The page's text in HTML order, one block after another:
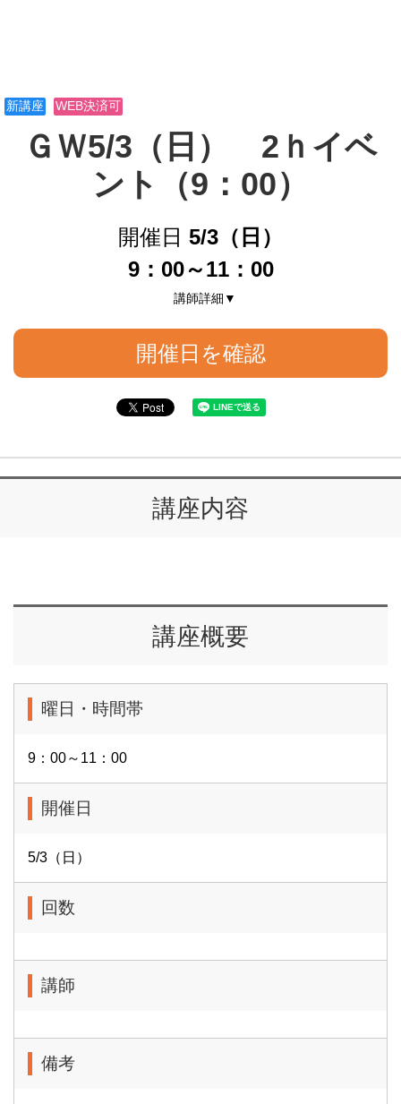
新講座 WEB決済可
ＧＷ5/3（日）　2ｈイベ
ント（9：00）
開催日 5/3（日）
9：00～11：00
講師詳細▼
開催日を確認
講座内容
講座概要
曜日・時間帯
9：00～11：00
開催日
5/3（日）
回数
講師
備考